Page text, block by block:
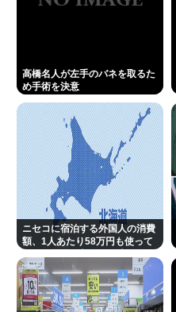
高橋名人が左手のバネを取るた
め手術を決意
ニセコに宿泊する外国人の消費
額、1人あたり58万円も使って
4.6倍